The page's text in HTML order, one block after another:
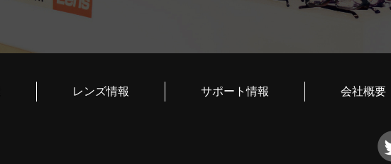
レンズ情報 サポート情報 会社概要